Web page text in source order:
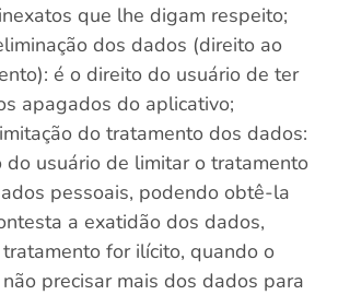
que lhe digam respeito;
dos dados (direito ao
é o direito do usuário de ter
apagados do aplicativo;
do tratamento dos dados:
do usuário de limitar o tratamento
pessoais, podendo obtê-la
a exatidão dos dados,
for ilícito, quando o
precisar mais dos dados para